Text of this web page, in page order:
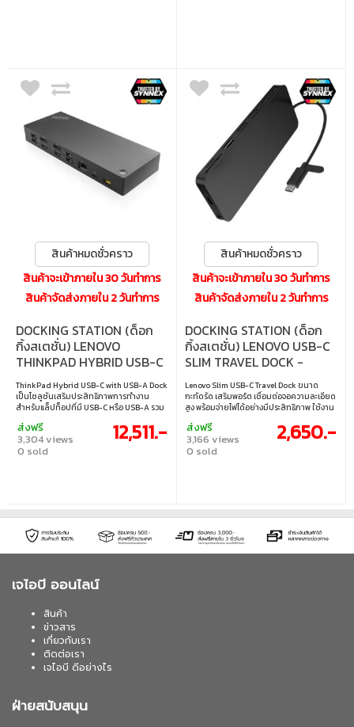
สินค้าหมดชั่วคราว
สินค้าจะเข้าภายใน 30 วันทำการ
สินค้าจัดส่งภายใน 2 วันทำการ
DOCKING STATION (ด็อก
กิ้งสเตชั่น) LENOVO
THINKPAD HYBRID USB-C
WITH USB-A - BLACK
(40AF0135TW)
ThinkPad Hybrid USB-C with USB-A Dock
เป็นโซลูชันเสริมประสิทธิภาพการทำงาน
สำหรับแล็ปท็อปที่มี USB-C หรือ USB-A รวม
เป็นแล็ปท็อปจาก Dell, HP และ Apple โดยเป็น
อุปกรณ์จ่ายไฟ ต่อจอแสดงผล และขยาย
พอร์ตในสภาพแวดล้อมระบบปฏิบัติการแบบ
On), 2x USB 2.0 • พอร์ตวิดีโอ : 2x
DisplayPort 1.2, 2x HDMI
ส่งฟรี
3,304 views
0 sold
12,511.-
สินค้าหมดชั่วคราว
สินค้าจะเข้าภายใน 30 วันทำการ
สินค้าจัดส่งภายใน 2 วันทำการ
DOCKING STATION (ด็อก
กิ้งสเตชั่น) LENOVO USB-C
SLIM TRAVEL DOCK -
BLACK (4X11N40212)
Lenovo Slim USB-C Travel Dock ขนาด
กะทัดรัด เสริมพอร์ต เชื่อมต่อจอความละเอียด
สูง พร้อมจ่ายไฟได้อย่างมีประสิทธิภาพ ใช้งาน
• พอร์ต USB : 2x USB-A, 2x USB-C 3.2 Gen 2
• พอร์ตวิดีโอ : 1x HDMI
ส่งฟรี
3,166 views
0 sold
2,650.-
เจไอบี ออนไลน์
สินค้า
ข่าวสาร
เกี่ยวกับเรา
ติดต่อเรา
เจไอบี ดีอย่างไร
ฝ่ายสนับสนุน